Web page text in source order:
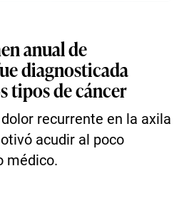
anual de
diagnosticada
tipos de cáncer
recurrente en la axila
acudir al poco
médico.